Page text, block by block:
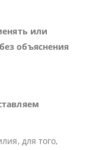
или
объяснения
для того,